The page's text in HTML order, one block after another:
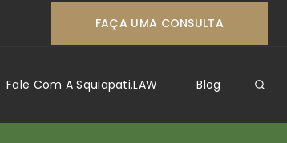
FAÇA UMA CONSULTA
Fale Com A Squiapati.LAW Blog